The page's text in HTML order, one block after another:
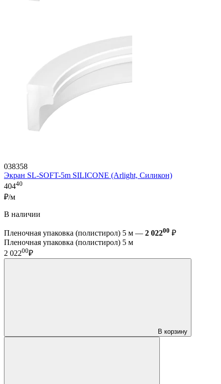
038358
Экран SL-SOFT-5m SILICONE (Arlight, Силикон)
40440
₽/м
В наличии
Пленочная упаковка (полистирол) 5 м — 2 02200 ₽
Пленочная упаковка (полистирол) 5 м
2 02200₽
В корзину